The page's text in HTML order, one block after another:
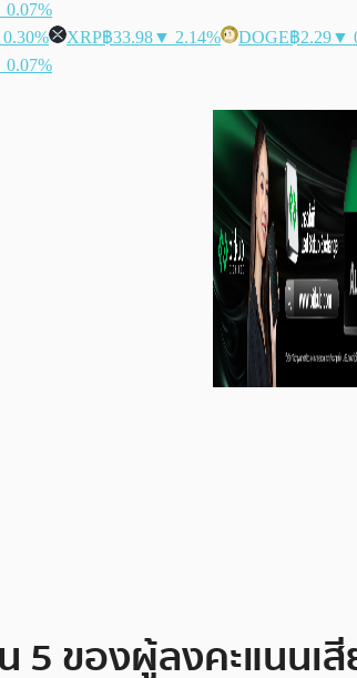
0.07%
XRP฿33.98▼ 2.14% DOGE฿2.29▼
0.07%
5 ของผู้ลงคะแนน